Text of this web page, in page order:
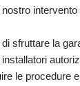
sfruttare la
le procedure